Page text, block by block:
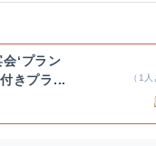
会‘プラン
きプラ...
（1